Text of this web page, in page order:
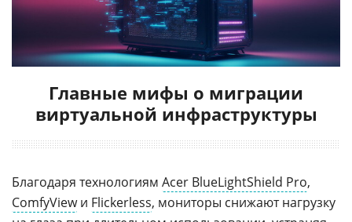
Главные мифы о миграции
виртуальной инфраструктуры
Благодаря технологиям Acer BlueLightShield Pro,
ComfyViewи Flickerless, мониторы снижают нагрузку